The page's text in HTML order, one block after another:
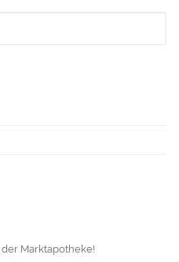
Marktapotheke!